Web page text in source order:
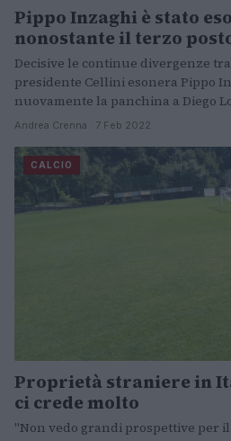
Pippo Inzaghi è stato
nonostante il terzo
Decisive le continue divergenze
presidente Cellini esonera Pippo
nuovamente la panchina a Diego
Andrea Crenna · 7 Feb 2022
CALCIO
Proprietà straniere in
ci crede molto
"Non vedo grandi prospettive per